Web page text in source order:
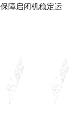
障启闭机稳定运